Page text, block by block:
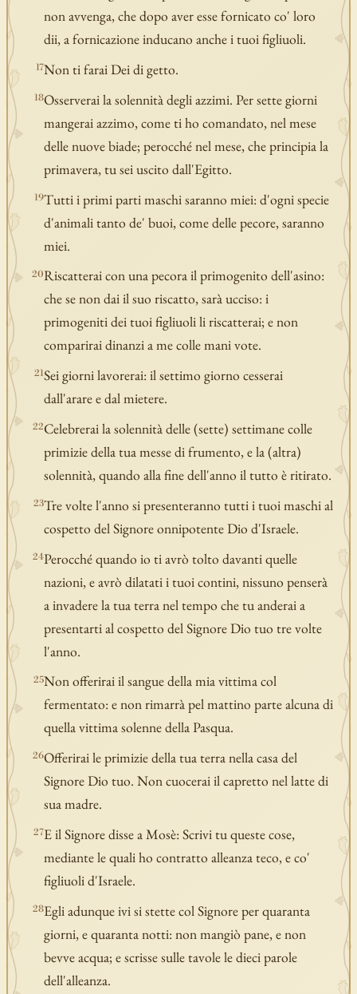
non avvenga, che dopo aver esse fornicato co' loro
dii, a fornicazione inducano anche i tuoi figliuoli.
17Non ti farai Dei di getto.
18Osserverai la solennità degli azzimi. Per sette giorni
mangerai azzimo, come ti ho comandato, nel mese
delle nuove biade; perocché nel mese, che principia la
primavera, tu sei uscito dall'Egitto.
19Tutti i primi parti maschi saranno miei: d'ogni specie
d'animali tanto de' buoi, come delle pecore, saranno
miei.
20Riscatterai con una pecora il primogenito dell'asino:
che se non dai il suo riscatto, sarà ucciso: i
primogeniti dei tuoi figliuoli li riscatterai; e non
comparirai dinanzi a me colle mani vote.
21Sei giorni lavorerai: il settimo giorno cesserai
dall'arare e dal mietere.
22Celebrerai la solennità delle (sette) settimane colle
primizie della tua messe di frumento, e la (altra)
solennità, quando alla fine dell'anno il tutto è ritirato.
23Tre volte l'anno si presenteranno tutti i tuoi maschi al
cospetto del Signore onnipotente Dio d'Israele.
24Perocché quando io ti avrò tolto davanti quelle
nazioni, e avrò dilatati i tuoi contini, nissuno penserà
a invadere la tua terra nel tempo che tu anderai a
presentarti al cospetto del Signore Dio tuo tre volte
l'anno.
25Non offerirai il sangue della mia vittima col
fermentato: e non rimarrà pel mattino parte alcuna di
quella vittima solenne della Pasqua.
26Offerirai le primizie della tua terra nella casa del
Signore Dio tuo. Non cuocerai il capretto nel latte di
sua madre.
27E il Signore disse a Mosè: Scrivi tu queste cose,
mediante le quali ho contratto alleanza teco, e co'
figliuoli d'Israele.
28Egli adunque ivi si stette col Signore per quaranta
giorni, e quaranta notti: non mangiò pane, e non
bevve acqua; e scrisse sulle tavole le dieci parole
dell'alleanza.